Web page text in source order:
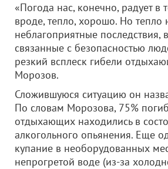
«Погода нас, конечно, радует в
вроде, тепло, хорошо. Но тепло
неблагоприятные последствия,
связанные с безопасностью
резкий всплеск гибели
Морозов.
Сложившуюся ситуацию он
По словам Морозова, 75%
отдыхающих находились в
алкогольного опьянения. Еще
купание в необорудованных
непрогретой воде (из-за